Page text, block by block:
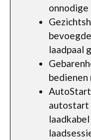
onnodige
laadpaal
bedienen
autostart